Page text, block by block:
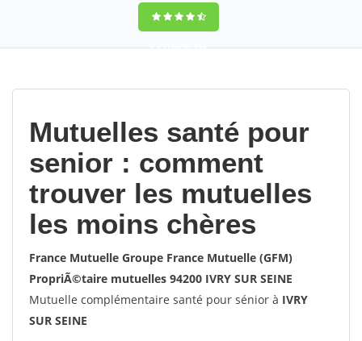
9,2(100%)452
Mutuelles santé pour
senior : comment
trouver les mutuelles
les moins chères
France Mutuelle Groupe France Mutuelle (GFM)
PropriÃ©taire mutuelles 94200 IVRY SUR SEINE
Mutuelle complémentaire santé pour sénior à IVRY
SUR SEINE